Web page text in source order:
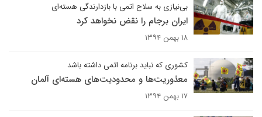
بی‌نیازی به سلاح اتمی با بازدارندگی هسته‌ای
ایران برجام را نقض نخواهد کرد
۱۸ بهمن ۱۳۹۴
کشوری که نباید برنامه اتمی داشته باشد
معذوریت‌ها و محدودیت‌های هسته‌ای آلمان
۱۷ بهمن ۱۳۹۴